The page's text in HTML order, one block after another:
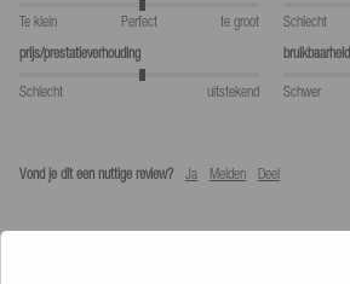
Te klein Perfect te groot Schlecht
prijs/prestatieverhouding
Schlecht uitstekend
bruikbaarheid
Schwer
Vond je dit een nuttige review? Ja Melden Deel